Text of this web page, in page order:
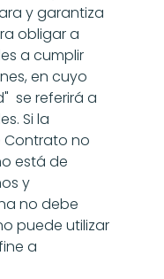
y garantiza
obligar a
a cumplir
en cuyo
se referirá a
Si la
no
está de
y
no debe
puede utilizar
a